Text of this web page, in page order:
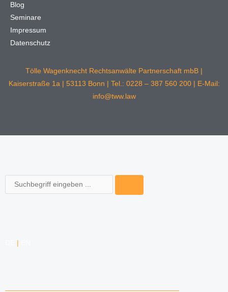
Blog
Seminare
Impressum
Datenschutz
Tölle Wagenknecht Rechtsanwälte Partnerschaft mbB |
Kaiserstraße 1a | 53113 Bonn | Tel.: 0228 – 387 560 200 | E-Mail:
info@tww.law
Suche